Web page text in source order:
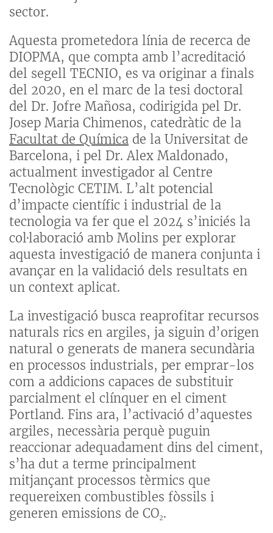
sector.
Aquesta prometedora línia de recerca de
DIOPMA, que compta amb l’acreditació
del segell TECNIO, es va originar a finals
del 2020, en el marc de la tesi doctoral
del Dr. Jofre Mañosa, codirigida pel Dr.
Josep Maria Chimenos, catedràtic de la
Facultat de Química de la Universitat de
Barcelona, i pel Dr. Alex Maldonado,
actualment investigador al Centre
Tecnològic CETIM. L’alt potencial
d’impacte científic i industrial de la
tecnologia va fer que el 2024 s’iniciés la
col·laboració amb Molins per explorar
aquesta investigació de manera conjunta i
avançar en la validació dels resultats en
un context aplicat.
La investigació busca reaprofitar recursos
naturals rics en argiles, ja siguin d’origen
natural o generats de manera secundària
en processos industrials, per emprar-los
com a addicions capaces de substituir
parcialment el clínquer en el ciment
Portland. Fins ara, l’activació d’aquestes
argiles, necessària perquè puguin
reaccionar adequadament dins del ciment,
s’ha dut a terme principalment
mitjançant processos tèrmics que
requereixen combustibles fòssils i
generen emissions de CO₂.